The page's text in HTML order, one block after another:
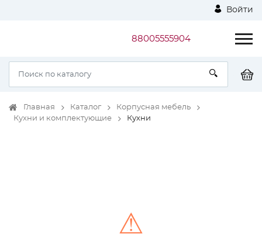
Войти
88005555904
Главная Каталог
Корпусная мебель
Кухни и комплектующие
Кухни
⚠